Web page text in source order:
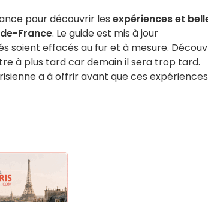
pour découvrir les expériences et
France. Le guide est mis à jour
soient effacés au fur et à mesure.
à plus tard car demain il sera trop tard.
a à offrir avant que ces